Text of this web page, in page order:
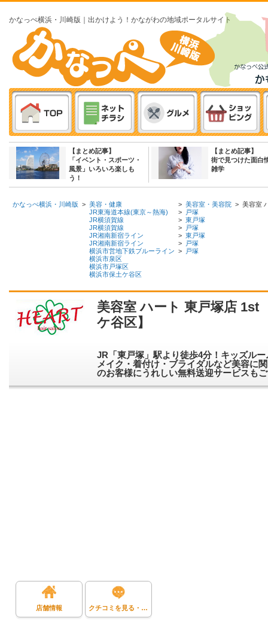
かなっぺ横浜・川崎版｜出かけよう！かながわの地域ポータルサイト
【まとめ記事】
「イベント・スポーツ・
風景」いろいろ楽しも
う！
【まとめ記事】
街で見つけた面白
雑学
かなっぺ横浜・川崎版 > 美容・健康
JR東海道本線(東京～熱海)
JR横須賀線
JR横須賀線
JR湘南新宿ライン
JR湘南新宿ライン
横浜市営地下鉄ブルーライン
横浜市泉区
横浜市戸塚区
横浜市保土ケ谷区
> 美容室・美容院
>
戸塚
> 東戸塚
>
戸塚
> 東戸塚
>
戸塚
>
戸塚
> 美容室
美容室 ハート 東戸塚店 1st
ケ谷区】
JR「東戸塚」駅より徒歩4分！キッズル
メイク・着付け・ブライダルなど美容に
のお客様にうれしい無料送迎サービスも
店舗情報 クチコミを見る・投稿する